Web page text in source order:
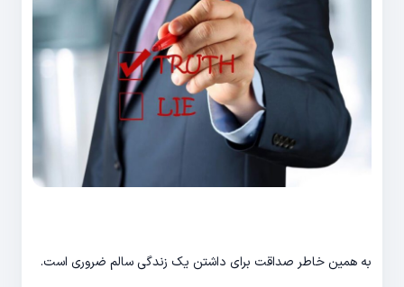
به همین خاطر صداقت برای داشتن یک زندگی سالم ضروری است.